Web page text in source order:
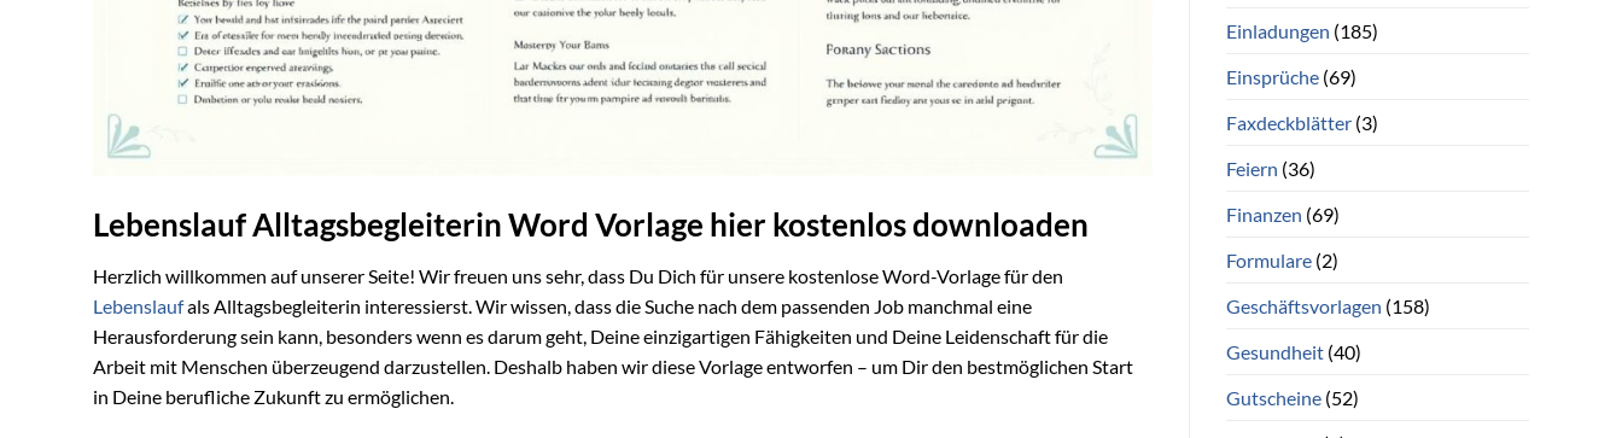
Lebenslauf Alltagsbegleiterin Word Vorlage hier kostenlos downloaden
Herzlich willkommen auf unserer Seite! Wir freuen uns sehr, dass Du Dich für unsere kostenlose Word-Vorlage für den
Lebenslaufals Alltagsbegleiterin interessierst. Wir wissen, dass die Suche nach dem passenden Job manchmal eine
Herausforderung sein kann, besonders wenn es darum geht, Deine einzigartigen Fähigkeiten und Deine Leidenschaft für die
Arbeit mit Menschen überzeugend darzustellen. Deshalb haben wir diese Vorlage entworfen – um Dir den bestmöglichen Start
in Deine berufliche Zukunft zu ermöglichen.
Einladungen (185)
Einsprüche(69)
Faxdeckblätter(3)
Feiern (36)
Finanzen (69)
Formulare(2)
Geschäftsvorlagen (158)
Gesundheit(40)
Gutscheine(52)